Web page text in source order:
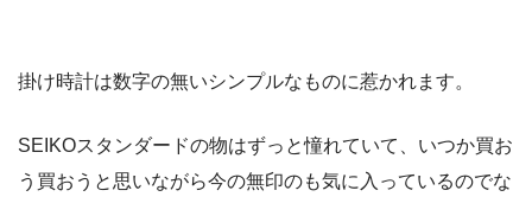
掛け時計は数字の無いシンプルなものに惹かれます。
SEIKOスタンダードの物はずっと憧れていて、いつか買お
う買おうと思いながら今の無印のも気に入っているのでな